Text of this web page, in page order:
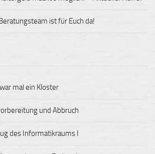
ist für Euch da!
mal ein Kloster
und Abbruch
des Informatikraums I